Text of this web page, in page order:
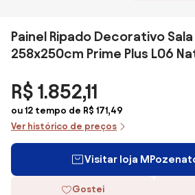
Painel Ripado Decorativo
258x250cm Prime Plus L06
R$ 1.852,11
ou 12 tempo de R$ 171,49
Ver histórico de preços
Visitar loja
Gostei